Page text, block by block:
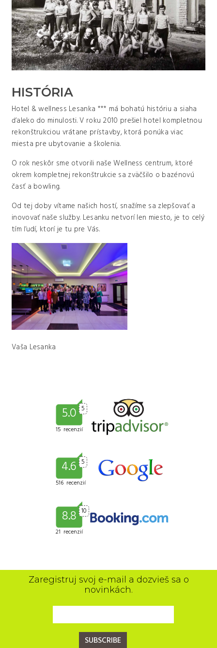
HISTÓRIA
Hotel & wellness Lesanka *** má bohatú históriu a siaha
ďaleko do minulosti. V roku 2010 prešiel hotel kompletnou
rekonštrukciou vrátane prístavby, ktorá ponúka viac
miesta pre ubytovanie a školenia.
O rok neskôr sme otvorili naše Wellness centrum, ktoré
okrem kompletnej rekonštrukcie sa zväčšilo o bazénovú
časť a bowling.
Od tej doby vítame našich hostí, snažíme sa zlepšovať a
inovovať naše služby. Lesanku netvorí len miesto, je to celý
tím ľudí, ktorí je tu pre Vás.
Vaša Lesanka
5.0 5
15 recenzií
4.6 5
516 recenzií
8.8 10
21 recenzií
Zaregistruj svoj e-mail a dozvieš sa o
novinkách.
SUBSCRIBE